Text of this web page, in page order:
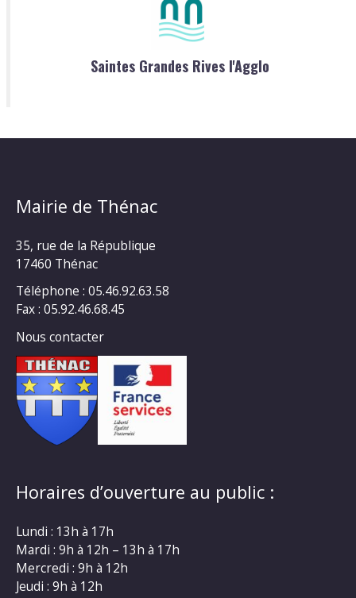
Saintes Grandes Rives l'Agglo
Mairie de Thénac
35, rue de la République
17460 Thénac
Téléphone : 05.46.92.63.58
Fax : 05.92.46.68.45
Nous contacter
Horaires d’ouverture au public :
Lundi : 13h à 17h
Mardi : 9h à 12h – 13h à 17h
Mercredi : 9h à 12h
Jeudi : 9h à 12h